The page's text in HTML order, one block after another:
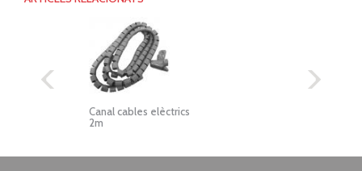
Canal cables elèctrics
2m